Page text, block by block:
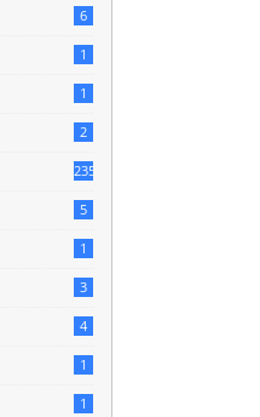
6
1
1
2
235
5
1
3
4
1
1